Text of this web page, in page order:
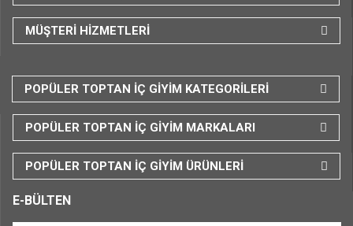
MÜŞTERİ HİZMETLERİ
POPÜLER TOPTAN İÇ GİYİM KATEGORİLERİ
POPÜLER TOPTAN İÇ GİYİM MARKALARI
POPÜLER TOPTAN İÇ GİYİM ÜRÜNLERİ
E-BÜLTEN